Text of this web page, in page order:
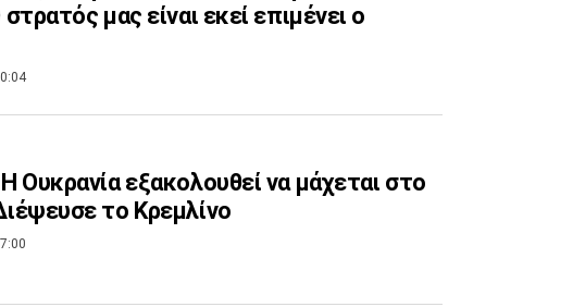
μας είναι εκεί επιμένει ο
Ουκρανία εξακολουθεί να μάχεται στο
το Κρεμλίνο